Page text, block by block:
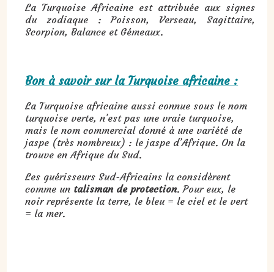
La Turquoise Africaine est attribuée aux signes
du zodiaque : Poisson, Verseau, Sagittaire,
Scorpion, Balance et Gémeaux.
Bon à savoir sur la Turquoise africaine :
La Turquoise africaine aussi connue sous le nom
turquoise verte, n’est pas une vraie turquoise,
mais le nom commercial donné à une variété de
jaspe (très nombreux) : le jaspe d’Afrique. On la
trouve en Afrique du Sud.
Les guérisseurs Sud-Africains la considèrent
comme un talisman de protection. Pour eux, le
noir représente la terre, le bleu = le ciel et le vert
= la mer.